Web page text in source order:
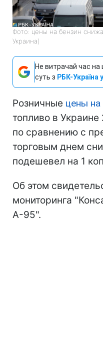
Фото: цены на бензин
Украина)
Не витрачай час на
суть з РБК-Україна
Розничные цены на
топливо в
по сравнению с
торговым днем
подешевел на 1
Об этом
мониторинга
А-95".